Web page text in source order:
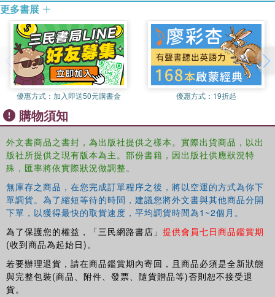
更多書展
優惠方式： 加入即送50元購書金 優惠方式： 19折起
購物須知
外文書商品之書封，為出版社提供之樣本。實際出貨商品，以出
版社所提供之現有版本為主。部份書籍，因出版社供應狀況特
殊，匯率將依實際狀況做調整。
無庫存之商品，在您完成訂單程序之後，將以空運的方式為你下
單調貨。為了縮短等待的時間，建議您將外文書與其他商品分開
下單，以獲得最快的取貨速度，平均調貨時間為1~2個月。
為了保護您的權益，「三民網路書店」 提供會員七日商品鑑賞期
(收到商品為起始日)。
若要辦理退貨，請在商品鑑賞期內寄回，且商品必須是全新狀態
與完整包裝(商品、附件、發票、隨貨贈品等)否則恕不接受退
貨。